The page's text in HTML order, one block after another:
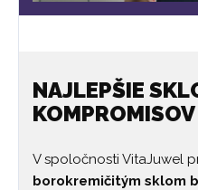
NAJLEPŠIE
KOMPROMISOV
V spoločnosti VitaJuwel
borokremičitým sklom